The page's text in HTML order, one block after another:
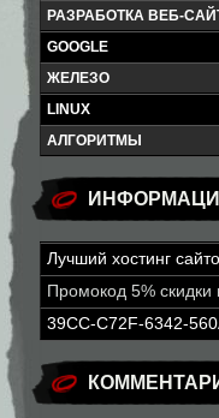
РАЗРАБОТКА ВЕБ-
GOOGLE
ЖЕЛЕЗО
LINUX
АЛГОРИТМЫ
Лучший хостинг
Промокод 5% скидки
39CC-C72F-6342-